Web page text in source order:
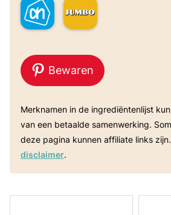
Bewaren
Merknamen in de ingrediëntenlijst kunnen het gevolg zijn
van een betaalde samenwerking.
deze pagina kunnen affiliate links
disclaimer.